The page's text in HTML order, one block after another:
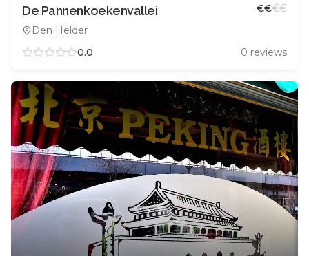
De Pannenkoekenvallei
Den Helder
€€€€
0.0 0 reviews